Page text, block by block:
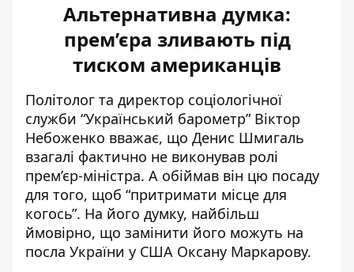
Альтернативна думка:
прем’єра зливають під
тиском американців
Політолог та директор соціологічної
служби “Український барометр” Віктор
Небоженко вважає, що Денис Шмигаль
взагалі фактично не виконував ролі
прем’єр-міністра. А обіймав він цю посаду
для того, щоб “притримати місце для
когось”. На його думку, найбільш
ймовірно, що замінити його можуть на
посла України у США Оксану Маркарову.